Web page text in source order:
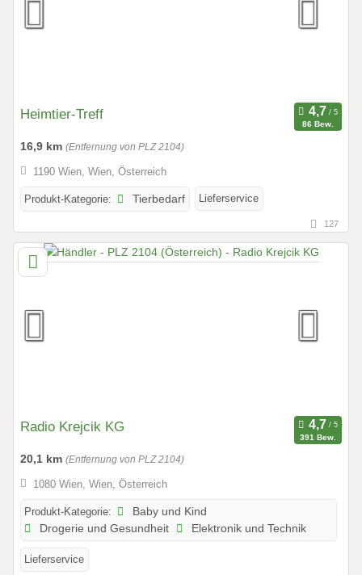
Heimtier-Treff
86 Bew.
16,9 km (Entfernung von PLZ 2104)
1190 Wien, Wien, Österreich
Produkt-Kategorie: Tierbedarf Lieferservice
127
Radio Krejcik KG
391 Bew.
20,1 km (Entfernung von PLZ 2104)
1080 Wien, Wien, Österreich
Produkt-Kategorie:
Baby und Kind
Drogerie und Gesundheit
Elektronik und Technik
Lieferservice